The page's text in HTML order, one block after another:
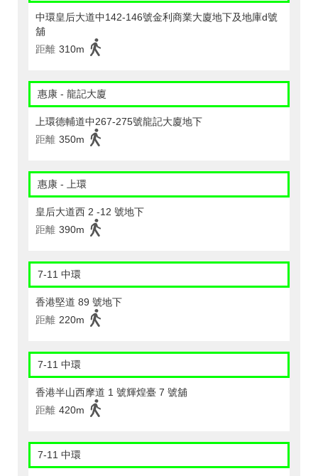
中環皇后大道中142-146號金利商業大廈地下及地庫d號
舖
距離 310m
惠康 - 龍記大廈
上環德輔道中267-275號龍記大廈地下
距離 350m
惠康 - 上環
皇后大道西 2 -12 號地下
距離 390m
7-11 中環
香港堅道 89 號地下
距離 220m
7-11 中環
香港半山西摩道 1 號輝煌臺 7 號舖
距離 420m
7-11 中環